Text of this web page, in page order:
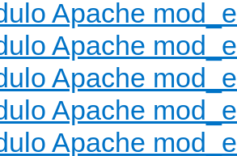
Apache
Apache
Apache
Apache
Apache